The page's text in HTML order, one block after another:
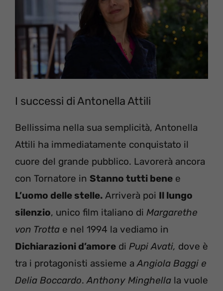
I successi di Antonella Attili
Bellissima nella sua semplicità, Antonella
Attili ha immediatamente conquistato il
cuore del grande pubblico. Lavorerà ancora
con Tornatore in Stanno tutti bene e
L’uomo delle stelle. Arriverà poi Il lungo
silenzio, unico film italiano di Margarethe
von Trotta e nel 1994 la vediamo in
Dichiarazioni d’amore di Pupi Avati, dove è
tra i protagonisti assieme aAngiola Baggi e
Delia Boccardo. Anthony Minghella la vuole